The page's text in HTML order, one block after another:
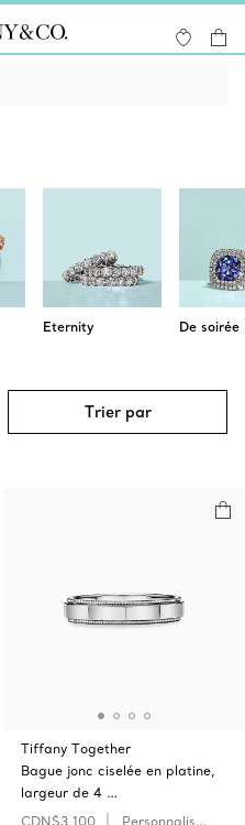
Eternity De soirée
Trier par
Tiffany Together
Bague jonc ciselée en platine,
largeur de 4 …
CDN$3,100
Personnaliser